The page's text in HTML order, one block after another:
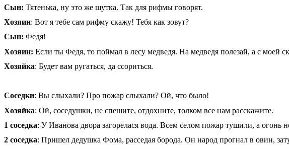
Сын: Тятенька, ну это же шутка. Так для рифмы говорят.
Хозяин: Вот я тебе сам рифму скажу! Тебя как зовут?
Сын: Федя!
Хозяин: Если ты Федя, то поймал в лесу медведя. На медведя полезай, а с моей
Хозяйка: Будет вам ругаться, да ссориться.
Соседки: Вы слыхали? Про пожар слыхали? Ой, что было!
Хозяйка: Ой, соседушки, не спешите, отдохните, толком все нам расскажите.
1 соседка: У Иванова двора загорелася вода. Всем селом пожар тушили, а огонь
2 соседка: Пришел дедушка Фома, расседая борода. Он народ прогнал в овин,